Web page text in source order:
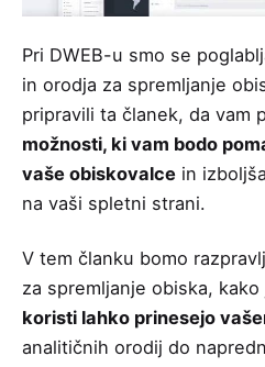
Pri DWEB-u smo se
in orodja za spremljanje
pripravili ta članek, da vam
možnosti, ki vam bodo
vaše obiskovalce in
na vaši spletni strani.
V tem članku bomo
za spremljanje obiska,
koristi lahko prinesejo
analitičnih orodij do